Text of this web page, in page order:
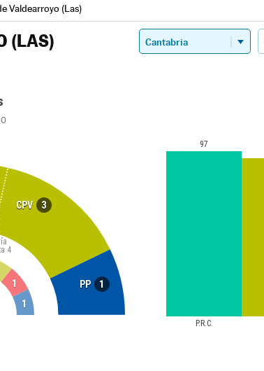
Valdearroyo (Las)
(LAS)
CPV 3
PP 1
4
1
1
P.R.C.
97